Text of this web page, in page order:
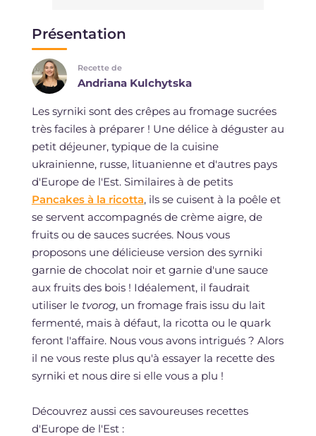
Présentation
Recette de
Andriana Kulchytska
Les syrniki sont des crêpes au fromage sucrées
très faciles à préparer ! Une délice à déguster au
petit déjeuner, typique de la cuisine
ukrainienne, russe, lituanienne et d'autres pays
d'Europe de l'Est. Similaires à de petits
Pancakes à la ricotta, ils se cuisent à la poêle et
se servent accompagnés de crème aigre, de
fruits ou de sauces sucrées. Nous vous
proposons une délicieuse version des syrniki
garnie de chocolat noir et garnie d'une sauce
aux fruits des bois ! Idéalement, il faudrait
utiliser le tvorog, un fromage frais issu du lait
fermenté, mais à défaut, la ricotta ou le quark
feront l'affaire. Nous vous avons intrigués ? Alors
il ne vous reste plus qu'à essayer la recette des
syrniki et nous dire si elle vous a plu !
Découvrez aussi ces savoureuses recettes
d'Europe de l'Est :